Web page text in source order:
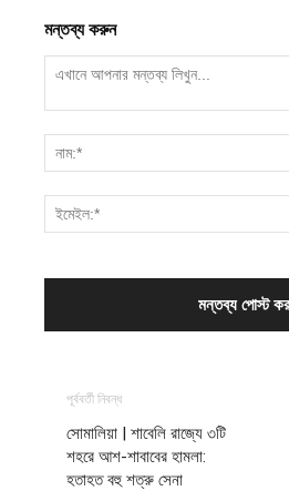
মন্তব্য করুন
পূর্ববর্তী নিবন্ধ
সোমালিয়া | শাবেলি রাজ্যে ৩টি
শহরে আশ-শাবাবের হামলা:
হতাহত বহু শত্রু সেনা